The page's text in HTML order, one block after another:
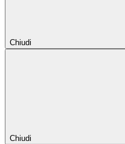
Chiudi
Chiudi